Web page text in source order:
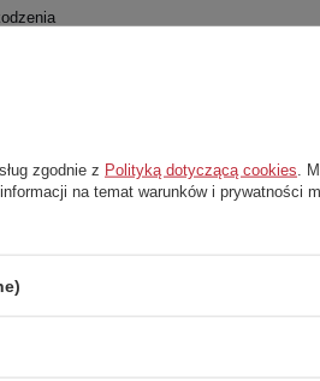
podczas
i dodaj do
zgodnie z Polityką dotyczącą cookies .
na temat warunków i prywatności